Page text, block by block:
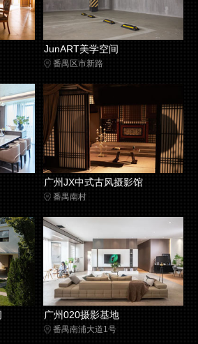
JunART美学空间
番禺区市新路
广州JX中式古风摄影馆
番禺南村
广州020摄影基地
番禺南浦大道1号